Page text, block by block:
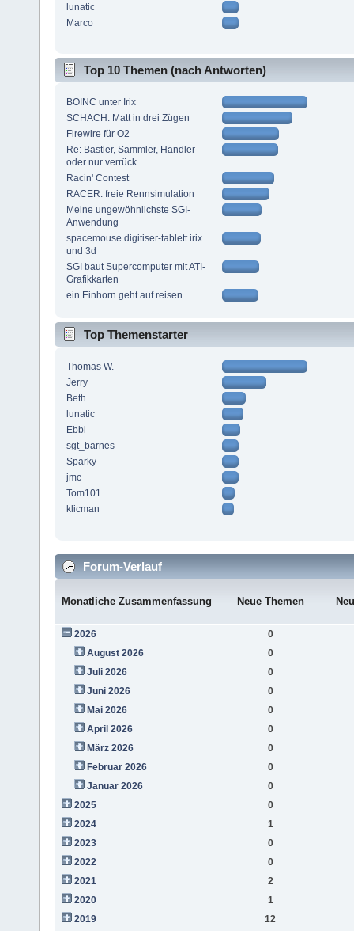
lunatic
Marco
Top 10 Themen (nach Antworten)
BOINC unter Irix
SCHACH: Matt in drei Zügen
Firewire für O2
Re: Bastler, Sammler, Händler -
oder nur verrück
Racin' Contest
RACER: freie Rennsimulation
Meine ungewöhnlichste SGI-
Anwendung
spacemouse digitiser-tablett irix
und 3d
SGI baut Supercomputer mit ATI-
Grafikkarten
ein Einhorn geht auf reisen...
Top Themenstarter
Thomas W.
Jerry
Beth
lunatic
Ebbi
sgt_barnes
Sparky
jmc
Tom101
klicman
Forum-Verlauf
Monatliche Zusammenfassung Neue Themen
2026
0
August 2026
0
Juli 2026
0
Juni 2026
0
Mai 2026
0
April 2026
0
März 2026
0
Februar 2026
0
Januar 2026
0
2025
0
2024
1
2023
0
2022
0
2021
2
2020
1
2019
12